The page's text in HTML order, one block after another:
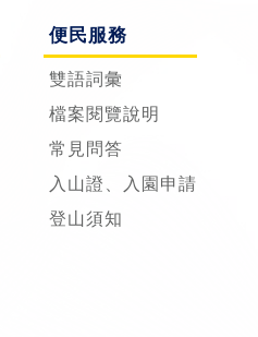
便民服務
雙語詞彙
檔案閱覽說明
常見問答
入山證、入園申請
登山須知